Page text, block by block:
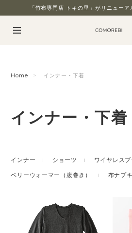
「竹布専門店 トキの里」がリニューア
Home インナー・下着
インナー・下着
インナー ショーツ ワイヤレスブ
ベリーウォーマー（腹巻き） 布ナプ